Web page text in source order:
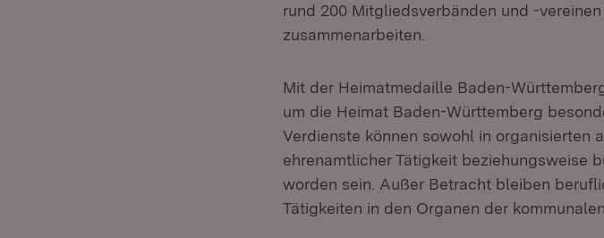
rund 200 Mitgliedsverbänden und -
zusammenarbeiten.
Mit der Heimatmedaille Baden-
um die Heimat Baden-Württemberg
Verdienste können sowohl in organisierten
ehrenamtlicher Tätigkeit beziehungsweise
worden sein. Außer Betracht bleiben
Tätigkeiten in den Organen der